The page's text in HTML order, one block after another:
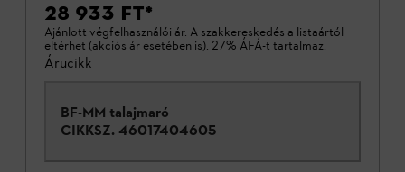
28 933 FT*
Ajánlott végfelhasználói ár. A szakkereskedés a listaártól
eltérhet (akciós ár esetében is). 27% ÁFÁ-t tartalmaz.
Árucikk
BF-MM talajmaró
CIKKSZ. 46017404605